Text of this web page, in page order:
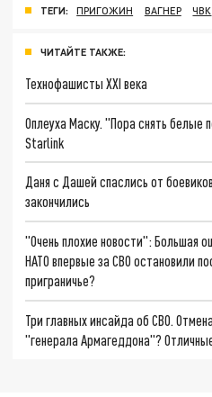
ТЕГИ: ПРИГОЖИН ВАГНЕР ЧВК
ЧИТАЙТЕ ТАКЖЕ:
Технофашисты XXI века
Оплеуха Маску. "Пора снять белые
Starlink
Даня с Дашей спаслись от
закончились
"Очень плохие новости": Большая
НАТО впервые за СВО остановили
приграничье?
Три главных инсайда об СВО.
"генерала Армагеддона"?